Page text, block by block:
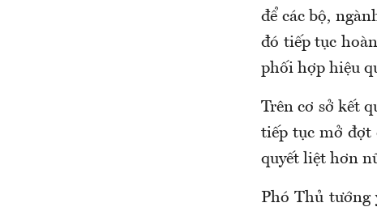
để các bộ,
đó tiếp tục
phối hợp hiệu
Trên cơ sở kết
tiếp tục mở đợt
quyết liệt hơn
Phó Thủ tướng